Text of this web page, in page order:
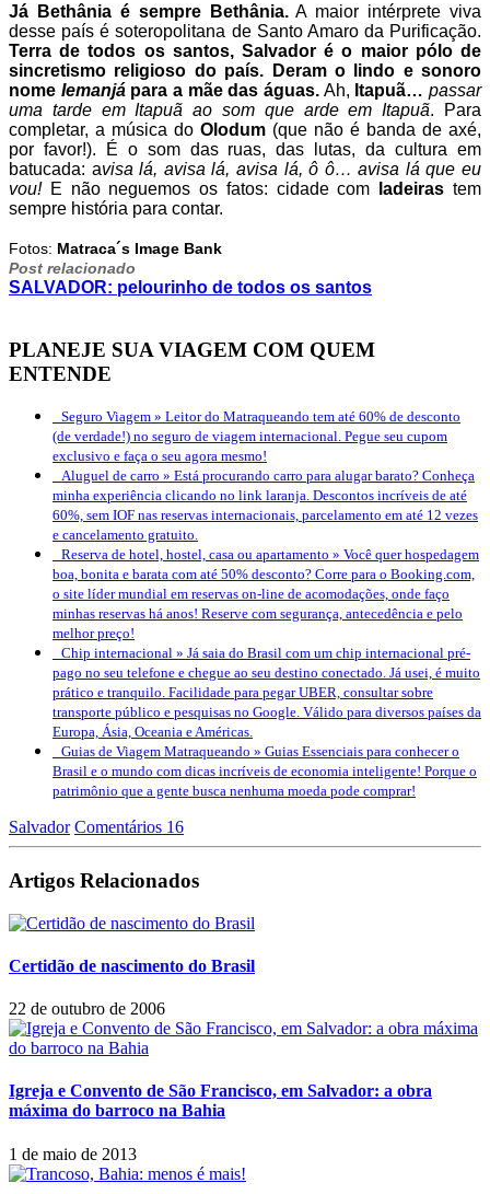
Já Bethânia é sempre Bethânia.A maior intérprete viva
desse país é soteropolitana de Santo Amaro da Purificação.
Terra de todos os santos, Salvador é o maior pólo de
sincretismo religioso do país. Deram o lindo e sonoro
nome Iemanjápara a mãe das águas. Ah, Itapuã… passar
uma tarde em Itapuã ao som que arde em Itapuã. Para
completar, a música do Olodum (que não é banda de axé,
por favor!). É o som das ruas, das lutas, da cultura em
batucada: avisa lá, avisa lá, avisa lá, ô ô… avisa lá que eu
vou!E não neguemos os fatos: cidade com ladeiras tem
sempre história para contar.
Fotos: Matraca´s Image Bank
Post relacionado
SALVADOR: pelourinho de todos os santos
PLANEJE SUA VIAGEM COM QUEM
ENTENDE
Seguro Viagem » Leitor do Matraqueando tem até 60% de desconto
(de verdade!) no seguro de viagem internacional. Pegue seu cupom
exclusivo e faça o seu agora mesmo!
Aluguel de carro » Está procurando carro para alugar barato? Conheça
minha experiência clicando no link laranja. Descontos incríveis de até
60%, sem IOF nas reservas internacionais, parcelamento em até 12 vezes
e cancelamento gratuito.
Reserva de hotel, hostel, casa ou apartamento » Você quer hospedagem
boa, bonita e barata com até 50% desconto? Corre para o Booking.com,
o site líder mundial em reservas on-line de acomodações, onde faço
minhas reservas há anos! Reserve com segurança, antecedência e pelo
melhor preço!
Chip internacional » Já saia do Brasil com um chip internacional pré-
pago no seu telefone e chegue ao seu destino conectado. Já usei, é muito
prático e tranquilo. Facilidade para pegar UBER, consultar sobre
transporte público e pesquisas no Google. Válido para diversos países da
Europa, Ásia, Oceania e Américas.
Guias de Viagem Matraqueando » Guias Essenciais para conhecer o
Brasil e o mundo com dicas incríveis de economia inteligente! Porque o
patrimônio que a gente busca nenhuma moeda pode comprar!
Salvador Comentários 16
Artigos Relacionados
Certidão de nascimento do Brasil
22 de outubro de 2006
Igreja e Convento de São Francisco, em Salvador: a obra
máxima do barroco na Bahia
1 de maio de 2013